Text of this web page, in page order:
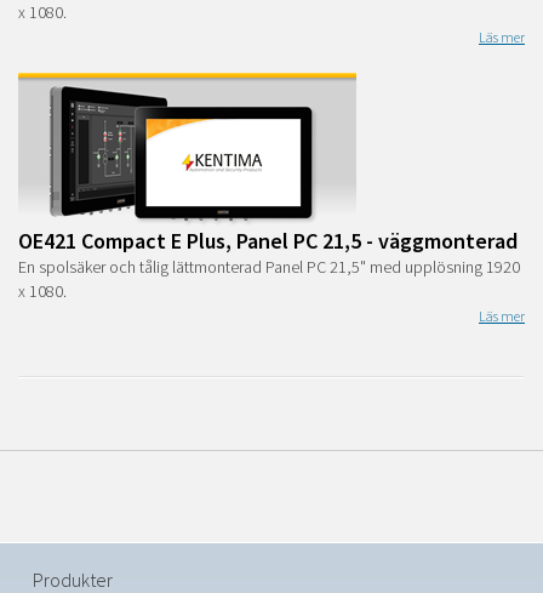
x 1080.
Läs mer
OE421 Compact E Plus, Panel PC 21,5 - väggmonterad
En spolsäker och tålig lättmonterad Panel PC 21,5" med upplösning 1920
x 1080.
Läs mer
Produkter